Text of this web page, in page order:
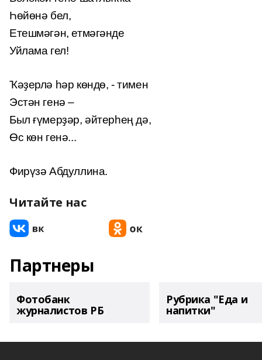
Һөйөнә бел,
Етешмәгән, етмәгәнде
Уйлама гел!
Ҡәҙерлә һәр көндө, - тимен
Эстән генә –
Был ғүмерҙәр, әйтерһең дә,
Өс көн генә...
Фирүзә Абдуллина.
Читайте нас
Партнеры
Фотобанк
журналистов РБ
Рубрика "Еда и
напитки"